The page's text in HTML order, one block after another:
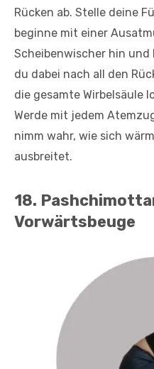
Rücken ab. Stelle deine
beginne mit einer
Scheibenwischer hin und
du dabei nach all den
die gesamte Wirbelsäule
Werde mit jedem
nimm wahr, wie sich
ausbreitet.
18.
Vorwärtsbeuge